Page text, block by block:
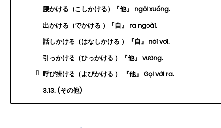
腰かける（こしかける）『他』 ngồi xuống.
出かける（でかける ）『自』 ra ngoài.
話しかける（はなしかける ）『自』 nói với.
引っかける（ひっかける ）『他』 vướng.
呼び掛ける（よびかける ） 『他』 Gọi với ra.
3.13. (その他)